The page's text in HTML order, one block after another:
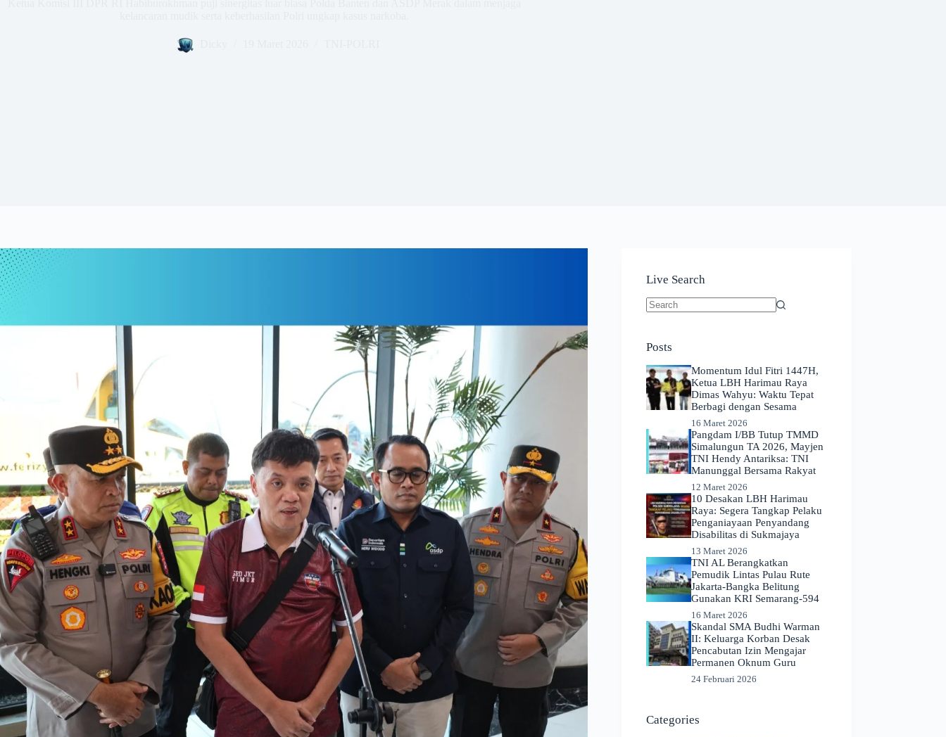
Live Search
Posts
Momentum Idul Fitri 1447H,
Ketua LBH Harimau Raya
Dimas Wahyu: Waktu Tepat
Berbagi dengan Sesama
16 Maret 2026
Pangdam I/BB Tutup TMMD
Simalungun TA 2026, Mayjen
TNI Hendy Antariksa: TNI
Manunggal Bersama Rakyat
12 Maret 2026
​10 Desakan LBH Harimau
Raya: Segera Tangkap Pelaku
Penganiayaan Penyandang
Disabilitas di Sukmajaya
13 Maret 2026
TNI AL Berangkatkan
Pemudik Lintas Pulau Rute
Jakarta-Bangka Belitung
Gunakan KRI Semarang-594
16 Maret 2026
Skandal SMA Budhi Warman
II: Keluarga Korban Desak
Pencabutan Izin Mengajar
Permanen Oknum Guru
24 Februari 2026
Categories